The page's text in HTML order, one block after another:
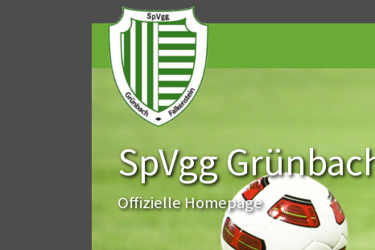
SpVgg
Offizielle Homepage